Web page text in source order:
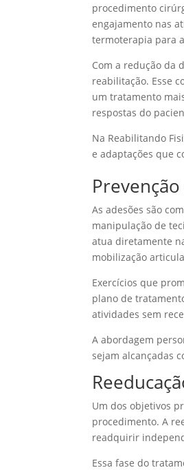
procedimento
engajamento nas
termoterapia para
Com a redução da
reabilitação. Esse
um tratamento
respostas do
Na Reabilitando
e adaptações que
As adesões são
manipulação de
atua diretamente
mobilização
Exercícios que
plano de
atividades sem
A abordagem
sejam alcançadas
Um dos objetivos
procedimento. A
readquirir
Essa fase do